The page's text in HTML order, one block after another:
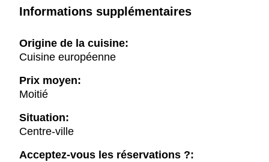
Informations supplémentaires
Origine de la cuisine:
Cuisine européenne
Prix moyen:
Moitié
Situation:
Centre-ville
Acceptez-vous les réservations ?: